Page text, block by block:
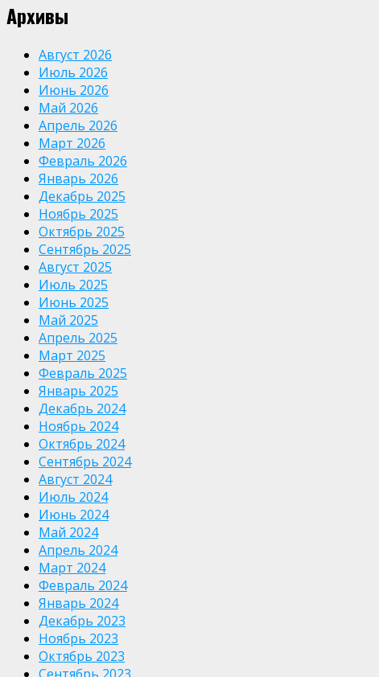
Архивы
Август 2026
Июль 2026
Июнь 2026
Май 2026
Апрель 2026
Март 2026
Февраль 2026
Январь 2026
Декабрь 2025
Ноябрь 2025
Октябрь 2025
Сентябрь 2025
Август 2025
Июль 2025
Июнь 2025
Май 2025
Апрель 2025
Март 2025
Февраль 2025
Январь 2025
Декабрь 2024
Ноябрь 2024
Октябрь 2024
Сентябрь 2024
Август 2024
Июль 2024
Июнь 2024
Май 2024
Апрель 2024
Март 2024
Февраль 2024
Январь 2024
Декабрь 2023
Ноябрь 2023
Октябрь 2023